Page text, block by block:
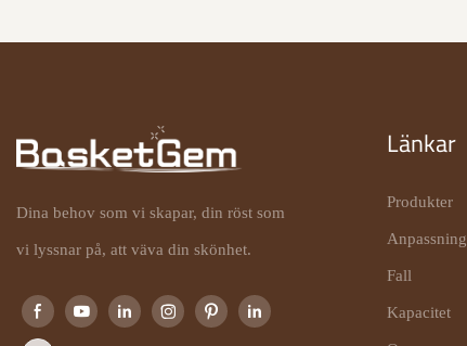
Dina behov som vi skapar, din röst som
vi lyssnar på, att väva din skönhet.
Länkar
Produkter
Anpassning
Fall
Kapacitet